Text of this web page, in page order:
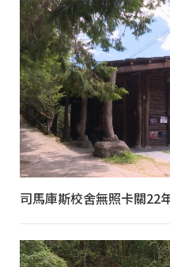
司馬庫斯校舍無照卡關22